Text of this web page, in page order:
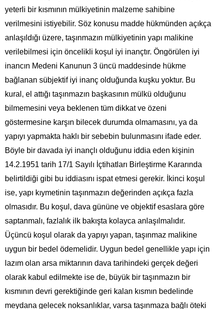
yeterli bir kısmının mülkiyetinin malzeme sahibine
verilmesini istiyebilir. Söz konusu madde hükmünden açıkça
anlaşıldığı üzere, taşınmazın mülkiyetinin yapı malikine
verilebilmesi için öncelikli koşul iyi inançtır. Öngörülen iyi
inancın Medeni Kanunun 3 üncü maddesinde hükme
bağlanan sübjektif iyi inanç olduğunda kuşku yoktur. Bu
kural, el attığı taşınmazın başkasının mülkü olduğunu
bilmemesini veya beklenen tüm dikkat ve özeni
göstermesine karşın bilecek durumda olmamasını, ya da
yapıyı yapmakta haklı bir sebebin bulunmasını ifade eder.
Böyle bir davada iyi inançlı olduğunu iddia eden kişinin
14.2.1951 tarih 17/1 Sayılı İçtihatları Birleştirme Kararında
belirtildiği gibi bu iddiasını ispat etmesi gerekir. İkinci koşul
ise, yapı kıymetinin taşınmazın değerinden açıkça fazla
olmasıdır. Bu koşul, dava gününe ve objektif esaslara göre
saptanmalı, fazlalık ilk bakışta kolayca anlaşılmalıdır.
Üçüncü koşul olarak da yapıyı yapan, taşınmaz malikine
uygun bir bedel ödemelidir. Uygun bedel genellikle yapı için
lazım olan arsa miktarının dava tarihindeki gerçek değeri
olarak kabul edilmekte ise de, büyük bir taşınmazın bir
kısmının devri gerektiğinde geri kalan kısmın bedelinde
meydana gelecek noksanlıklar, varsa taşınmaza bağlı öteki